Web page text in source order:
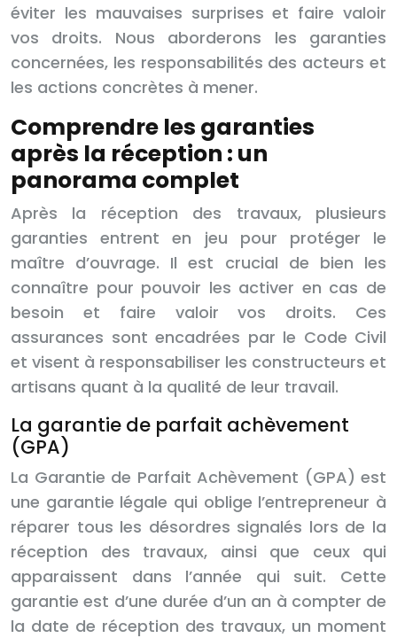
éviter les mauvaises surprises et faire valoir
vos droits. Nous aborderons les garanties
concernées, les responsabilités des acteurs et
les actions concrètes à mener.
Comprendre les garanties
après la réception : un
panorama complet
Après la réception des travaux, plusieurs
garanties entrent en jeu pour protéger le
maître d’ouvrage. Il est crucial de bien les
connaître pour pouvoir les activer en cas de
besoin et faire valoir vos droits. Ces
assurances sont encadrées par le Code Civil
et visent à responsabiliser les constructeurs et
artisans quant à la qualité de leur travail.
La garantie de parfait achèvement
(GPA)
La Garantie de Parfait Achèvement (GPA) est
une garantie légale qui oblige l’entrepreneur à
réparer tous les désordres signalés lors de la
réception des travaux, ainsi que ceux qui
apparaissent dans l’année qui suit. Cette
garantie est d’une durée d’un an à compter de
la date de réception des travaux, un moment